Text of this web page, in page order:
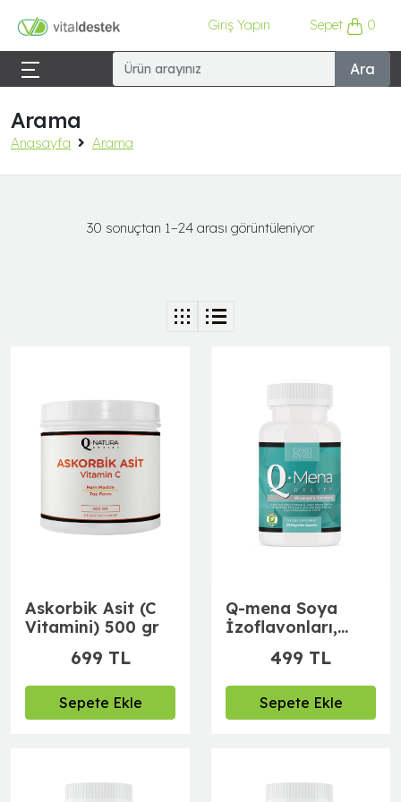
Giriş Yapın Sepet 0
Ara
Arama
Anasayfa Arama
30 sonuçtan 1–24 arası görüntüleniyor
Askorbik Asit (C
Vitamini) 500 gr
699 TL
Sepete Ekle
Q-mena Soya
İzoflavonları,
ağacı meyvesi, 5-
HTP, Magnezyum
499 TL
Sepete Ekle